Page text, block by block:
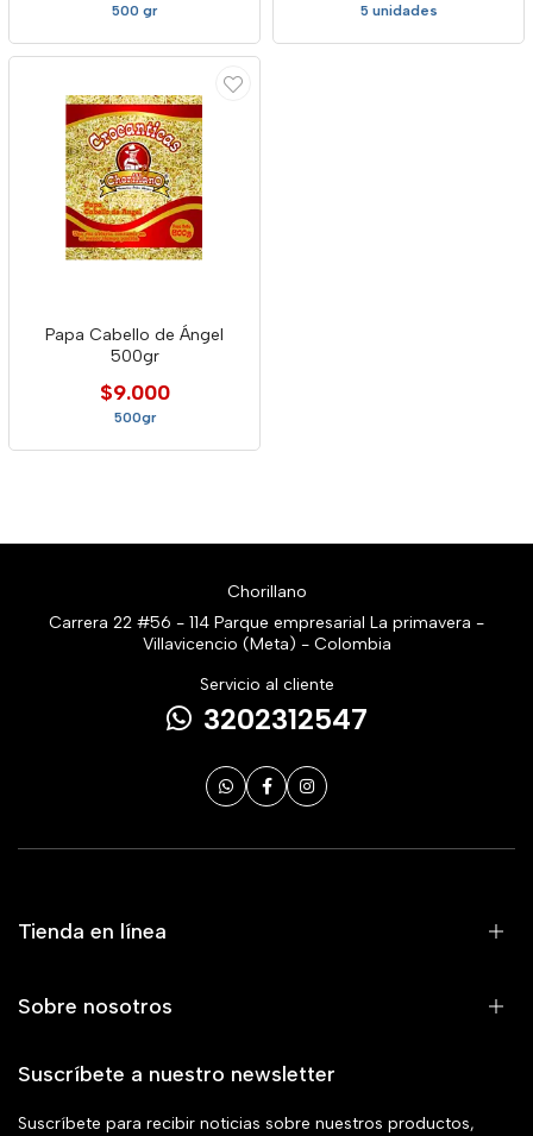
500 gr
5 unidades
Papa Cabello de Ángel
500gr
$9.000
500gr
Chorillano
Carrera 22 #56 - 114 Parque empresarial La primavera -
Villavicencio (Meta) - Colombia
Servicio al cliente
3202312547
Tienda en línea
Sobre nosotros
Suscríbete a nuestro newsletter
Suscríbete para recibir noticias sobre nuestros productos,